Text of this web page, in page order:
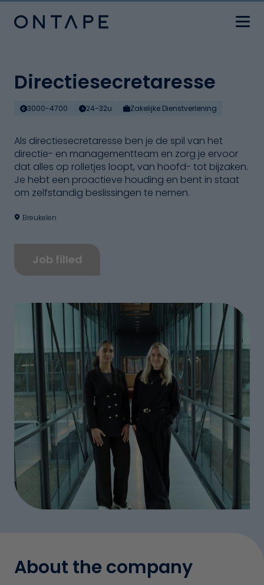
Directiesecretaresse
3000-4700 24-32u Zakelijke Dienstverlening
Als directiesecretaresse ben je de spil van het
directie- en managementteam en zorg je ervoor
dat alles op rolletjes loopt, van hoofd- tot bijzaken.
Je hebt een proactieve houding en bent in staat
om zelfstandig beslissingen te nemen.
Breukelen
Job filled
About the company